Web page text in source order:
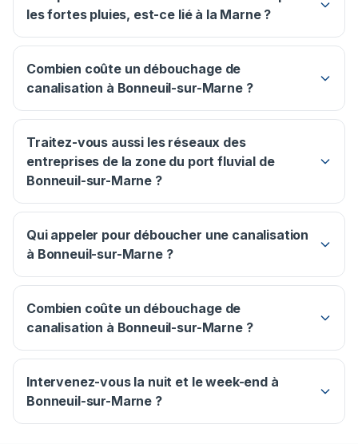
les fortes pluies, est-ce lié à la Marne ?
Combien coûte un débouchage de
canalisation à Bonneuil-sur-Marne ?
Traitez-vous aussi les réseaux des
entreprises de la zone du port fluvial de
Bonneuil-sur-Marne ?
Qui appeler pour déboucher une canalisation
à Bonneuil-sur-Marne ?
Combien coûte un débouchage de
canalisation à Bonneuil-sur-Marne ?
Intervenez-vous la nuit et le week-end à
Bonneuil-sur-Marne ?